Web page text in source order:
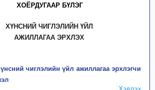
ХОЁРДУГААР БҮЛЭГ
ХҮНСНИЙ ЧИГЛЭЛИЙН ҮЙЛ
АЖИЛЛАГАА ЭРХЛЭХ
чиглэлийн үйл ажиллагаа эрхлэгчийн